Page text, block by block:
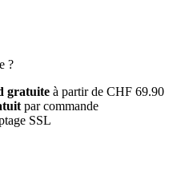
?
gratuite à partir de CHF 69.90
par commande
SSL